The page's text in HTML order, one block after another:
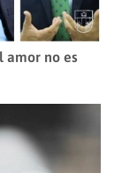
amor no es